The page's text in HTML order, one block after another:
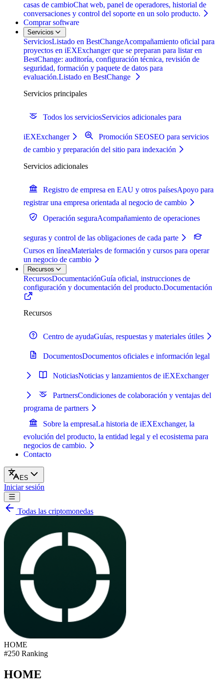
casas de cambioChat web, panel de operadores, historial de
conversaciones y control del soporte en un solo producto.
Comprar software
Servicios
ServiciosListado en BestChangeAcompañamiento oficial para
proyectos en iEXExchanger que se preparan para listar en
BestChange: auditoría, configuración técnica, revisión de
seguridad, formación y paquete de datos para
evaluación.Listado en BestChange
Servicios principales
Todos los serviciosServicios adicionales para
iEXExchanger Promoción SEOSEO para servicios
de cambio y preparación del sitio para indexación
Servicios adicionales
Registro de empresa en EAU y otros paísesApoyo para
registrar una empresa orientada al negocio de cambio
Operación seguraAcompañamiento de operaciones
seguras y control de las obligaciones de cada parte
Cursos en líneaMateriales de formación y cursos para operar
un negocio de cambio
Recursos
RecursosDocumentaciónGuía oficial, instrucciones de
configuración y documentación del producto.Documentación
Recursos
Centro de ayudaGuías, respuestas y materiales útiles
DocumentosDocumentos oficiales e información legal
NoticiasNoticias y lanzamientos de iEXExchanger
PartnersCondiciones de colaboración y ventajas del
programa de partners
Sobre la empresaLa historia de iEXExchanger, la
evolución del producto, la entidad legal y el ecosistema para
negocios de cambio.
Contacto
ES
Iniciar sesión
Todas las criptomonedas
HOME
#250 Ranking
HOME